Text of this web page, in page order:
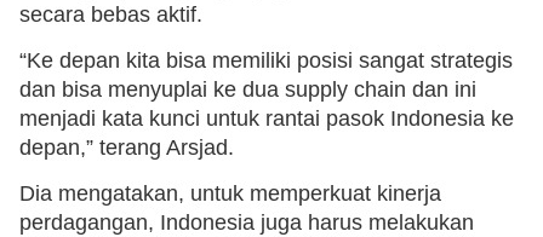
secara bebas aktif.
“Ke depan kita bisa memiliki posisi sangat strategis
dan bisa menyuplai ke dua supply chain dan ini
menjadi kata kunci untuk rantai pasok Indonesia ke
depan,” terang Arsjad.
Dia mengatakan, untuk memperkuat kinerja
perdagangan, Indonesia juga harus melakukan